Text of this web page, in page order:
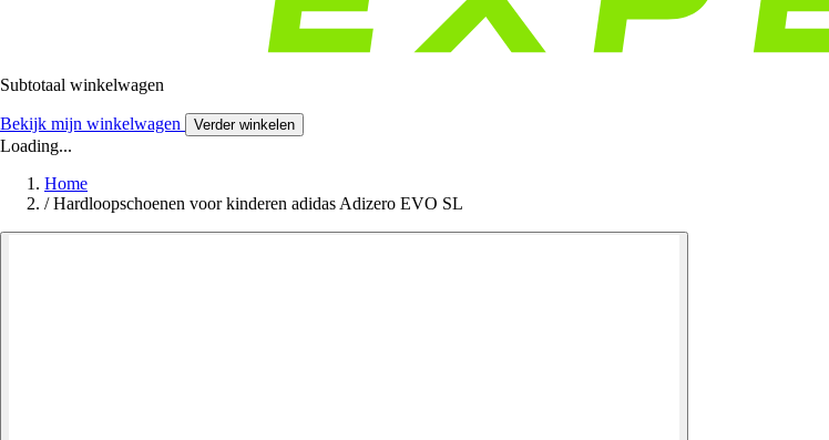
Subtotaal winkelwagen
Bekijk mijn winkelwagen Verder winkelen
Loading...
Home
/ Hardloopschoenen voor kinderen adidas Adizero EVO SL